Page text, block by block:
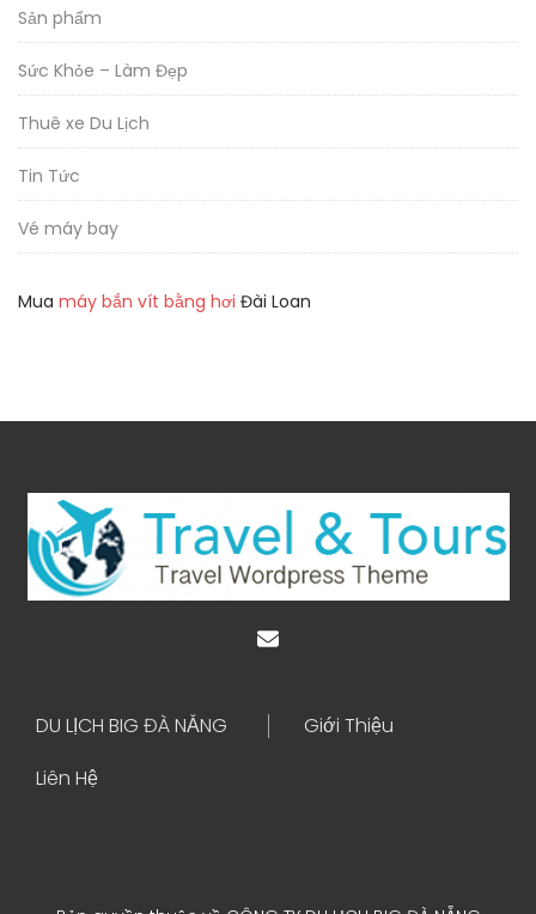
Sản phẩm
Sức Khỏe – Làm Đẹp
Thuê xe Du Lịch
Tin Tức
Vé máy bay
Mua máy bắn vít bằng hơi Đài Loan
DU LỊCH BIG ĐÀ NẴNG
Giới Thiệu
Liên Hệ